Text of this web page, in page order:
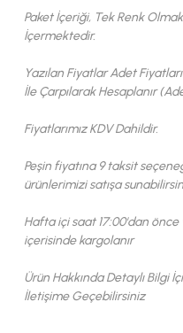
Paket İçeriği, Tek Renk
İçermektedir.
Yazılan Fiyatlar Adet
İle Çarpılarak Hesaplanır
Fiyatlarımız KDV Dahildir.
Peşin fiyatına 9 taksit
ürünlerimizi satışa
Hafta içi saat 17:00'dan önce
içerisinde kargolanır
Ürün Hakkında Detaylı Bilgi
İletişime Geçebilirsiniz